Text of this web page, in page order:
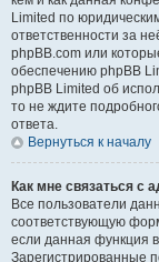
Limited по
ответственности за
phpBB.com или
обеспечению phpBB
phpBB Limited об
то не ждите
ответа.
Вернуться к началу
Как мне связаться с
Все пользователи
соответствующую
если данная функция
Зарегистрированные